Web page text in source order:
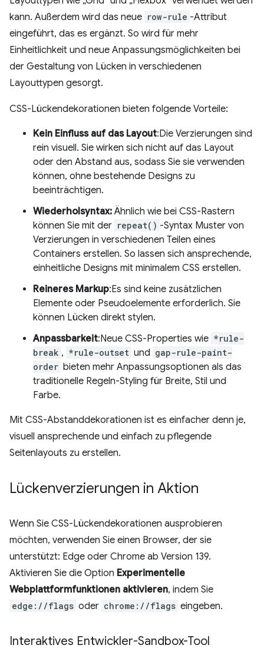
kann. Außerdem wird das neue row-rule -Attribut
eingeführt, das es ergänzt. So wird für mehr
Einheitlichkeit und neue Anpassungsmöglichkeiten bei
der Gestaltung von Lücken in verschiedenen
Layouttypen gesorgt.
CSS-Lückendekorationen bieten folgende Vorteile:
Kein Einfluss auf das Layout:Die Verzierungen sind
rein visuell. Sie wirken sich nicht auf das Layout
oder den Abstand aus, sodass Sie sie verwenden
können, ohne bestehende Designs zu
beeinträchtigen.
Wiederholsyntax: Ähnlich wie bei CSS-Rastern
können Sie mit der repeat() -Syntax Muster von
Verzierungen in verschiedenen Teilen eines
Containers erstellen. So lassen sich ansprechende,
einheitliche Designs mit minimalem CSS erstellen.
Reineres Markup:Es sind keine zusätzlichen
Elemente oder Pseudoelemente erforderlich. Sie
können Lücken direkt stylen.
Anpassbarkeit:Neue CSS-Properties wie *rule-
break , *rule-outset und gap-rule-paint-
order bieten mehr Anpassungsoptionen als das
traditionelle Regeln-Styling für Breite, Stil und
Farbe.
Mit CSS-Abstanddekorationen ist es einfacher denn je,
visuell ansprechende und einfach zu pflegende
Seitenlayouts zu erstellen.
Lückenverzierungen in Aktion
Wenn Sie CSS-Lückendekorationen ausprobieren
möchten, verwenden Sie einen Browser, der sie
unterstützt: Edge oder Chrome ab Version 139.
Aktivieren Sie die Option Experimentelle
Webplattformfunktionen aktivieren, indem Sie
edge://flags oder chrome://flags eingeben.
Interaktives Entwickler-Sandbox-Tool